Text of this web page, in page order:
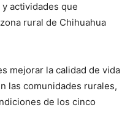
actividades que
rural de Chihuahua
mejorar la calidad de vida
las comunidades rurales,
de los cinco